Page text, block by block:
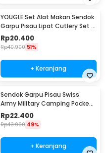
YOUGLE Set Alat Makan Sendok
Garpu Pisau Lipat Cutlery Set 3
PCS - A009
Rp20.400
Rp40.900 51%
+ Keranjang
Sendok Garpu Pisau Swiss
Army Military Camping Pocket
Knife EDC 4 in 1 - A011
Rp22.400
Rp43.900 49%
+ Keranjang